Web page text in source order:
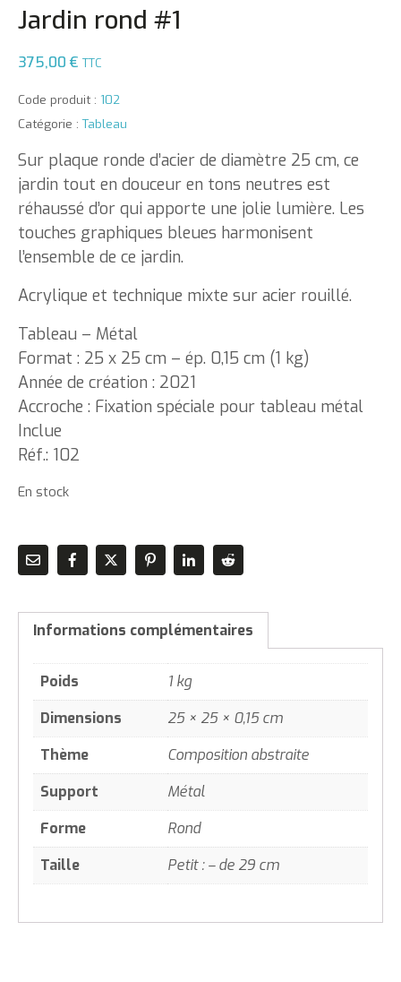
Jardin rond #1
375,00 € TTC
Code produit : 102
Catégorie : Tableau
Sur plaque ronde d’acier de diamètre 25 cm, ce
jardin tout en douceur en tons neutres est
réhaussé d’or qui apporte une jolie lumière. Les
touches graphiques bleues harmonisent
l’ensemble de ce jardin.
Acrylique et technique mixte sur acier rouillé.
Tableau – Métal
Format : 25 x 25 cm – ép. 0,15 cm (1 kg)
Année de création : 2021
Accroche : Fixation spéciale pour tableau métal
Inclue
Réf.: 102
En stock
Informations complémentaires
Poids
1 kg
Dimensions
25 × 25 × 0,15 cm
Thème
Composition abstraite
Support
Métal
Forme
Rond
Taille
Petit : – de 29 cm